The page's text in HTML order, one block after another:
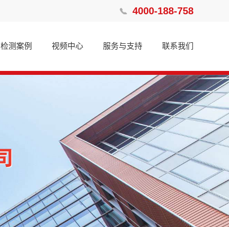
4000-188-758
检测案例 视频中心 服务与支持 联系我们